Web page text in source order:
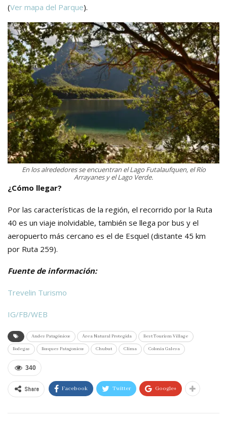
(Ver mapa del Parque).
En los alrededores se encuentran el Lago Futalaufquen, el Río
Arrayanes y el Lago Verde.
¿Cómo llegar?
Por las características de la región, el recorrido por la Ruta
40 es un viaje inolvidable, también se llega por bus y el
aeropuerto más cercano es el de Esquel (distante 45 km
por Ruta 259).
Fuente de información:
Trevelin Turismo
IG/FB/WEB
Andes Patagónicos Área Natural Protegida Best Tourism Village
Bodegas Bosques Patagonicos Chubut Clima Colonia Galesa
340
Share Facebook Twitter Google+